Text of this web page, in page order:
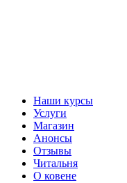
Наши курсы
Услуги
Магазин
Анонсы
Отзывы
Читальня
О ковене